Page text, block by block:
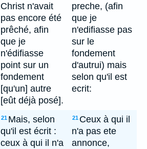
Christ n'avait
pas encore été
prêché, afin
que je
n'édifiasse
point sur un
fondement
[qu'un] autre
[eût déjà posé].
preche, (afin
que je
n'edifiasse pas
sur le
fondement
d'autrui) mais
selon qu'il est
ecrit:
21 Mais, selon
qu'il est écrit :
ceux à qui il n'a
21 Ceux à qui il
n'a pas ete
annonce,